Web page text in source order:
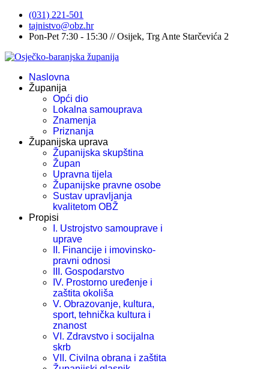
(031) 221-501
tajnistvo@obz.hr
Pon-Pet 7:30 - 15:30 // Osijek, Trg Ante Starčevića 2
Naslovna
Županija
Opći dio
Lokalna samouprava
Znamenja
Priznanja
Županijska uprava
Županijska skupština
Župan
Upravna tijela
Županijske pravne osobe
Sustav upravljanja
kvalitetom OBŽ
Propisi
I. Ustrojstvo samouprave i
uprave
II. Financije i imovinsko-
pravni odnosi
III. Gospodarstvo
IV. Prostorno uređenje i
zaštita okoliša
V. Obrazovanje, kultura,
sport, tehnička kultura i
znanost
VI. Zdravstvo i socijalna
skrb
VII. Civilna obrana i zaštita